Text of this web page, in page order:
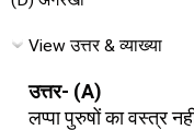
View उत्तर & व्याख्या
उत्तर- (A)
लप्पा पुरुषों का वस्त्र